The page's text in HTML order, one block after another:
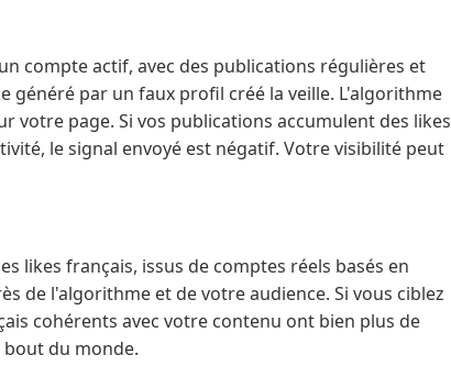
compte actif, avec des publications régulières et
généré par un faux profil créé la veille. L'algorithme
votre page. Si vos publications accumulent des likes
le signal envoyé est négatif. Votre visibilité peut
likes français, issus de comptes réels basés en
de l'algorithme et de votre audience. Si vous ciblez
cohérents avec votre contenu ont bien plus de
du monde.